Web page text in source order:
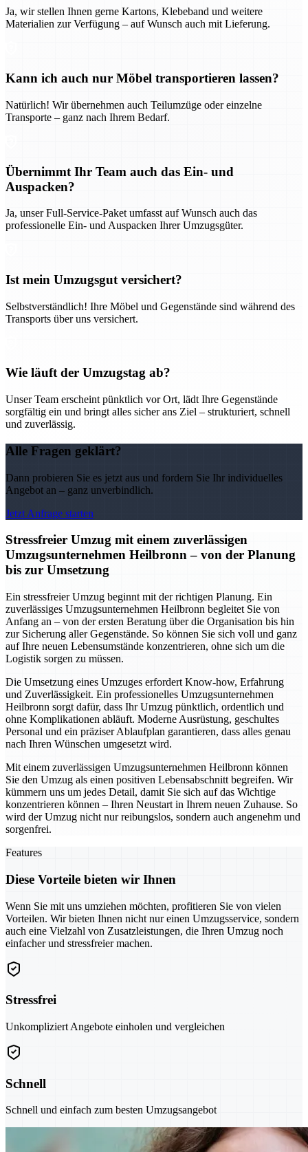
Ja, wir stellen Ihnen gerne Kartons, Klebeband und weitere
Materialien zur Verfügung – auf Wunsch auch mit Lieferung.
Kann ich auch nur Möbel transportieren lassen?
Natürlich! Wir übernehmen auch Teilumzüge oder einzelne
Transporte – ganz nach Ihrem Bedarf.
Übernimmt Ihr Team auch das Ein- und
Auspacken?
Ja, unser Full-Service-Paket umfasst auf Wunsch auch das
professionelle Ein- und Auspacken Ihrer Umzugsgüter.
Ist mein Umzugsgut versichert?
Selbstverständlich! Ihre Möbel und Gegenstände sind während des
Transports über uns versichert.
Wie läuft der Umzugstag ab?
Unser Team erscheint pünktlich vor Ort, lädt Ihre Gegenstände
sorgfältig ein und bringt alles sicher ans Ziel – strukturiert, schnell
und zuverlässig.
Alle Fragen geklärt?
Dann probieren Sie es jetzt aus und fordern Sie Ihr individuelles
Angebot an – ganz unverbindlich.
Jetzt Anfrage starten
Stressfreier Umzug mit einem zuverlässigen
Umzugsunternehmen Heilbronn – von der Planung
bis zur Umsetzung
Ein stressfreier Umzug beginnt mit der richtigen Planung. Ein
zuverlässiges Umzugsunternehmen Heilbronn begleitet Sie von
Anfang an – von der ersten Beratung über die Organisation bis hin
zur Sicherung aller Gegenstände. So können Sie sich voll und ganz
auf Ihre neuen Lebensumstände konzentrieren, ohne sich um die
Logistik sorgen zu müssen.
Die Umsetzung eines Umzuges erfordert Know-how, Erfahrung
und Zuverlässigkeit. Ein professionelles Umzugsunternehmen
Heilbronn sorgt dafür, dass Ihr Umzug pünktlich, ordentlich und
ohne Komplikationen abläuft. Moderne Ausrüstung, geschultes
Personal und ein präziser Ablaufplan garantieren, dass alles genau
nach Ihren Wünschen umgesetzt wird.
Mit einem zuverlässigen Umzugsunternehmen Heilbronn können
Sie den Umzug als einen positiven Lebensabschnitt begreifen. Wir
kümmern uns um jedes Detail, damit Sie sich auf das Wichtige
konzentrieren können – Ihren Neustart in Ihrem neuen Zuhause. So
wird der Umzug nicht nur reibungslos, sondern auch angenehm und
sorgenfrei.
Features
Diese Vorteile bieten wir Ihnen
Wenn Sie mit uns umziehen möchten, profitieren Sie von vielen
Vorteilen. Wir bieten Ihnen nicht nur einen Umzugsservice, sondern
auch eine Vielzahl von Zusatzleistungen, die Ihren Umzug noch
einfacher und stressfreier machen.
Stressfrei
Unkompliziert Angebote einholen und vergleichen
Schnell
Schnell und einfach zum besten Umzugsangebot